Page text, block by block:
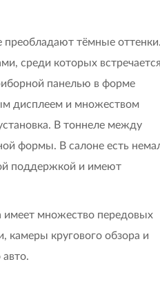
преобладают тёмные оттенки.
среди которых
панелью в форме
дисплеем и множеством
В тоннеле между
формы. В салоне есть
поддержкой и имеют
множество передовых
камеры кругового обзора и